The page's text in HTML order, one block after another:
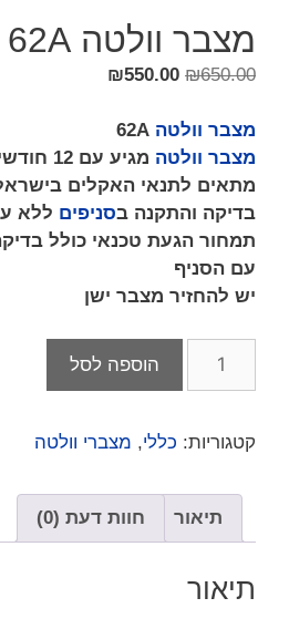
מצבר וולטה 62A
₪650.00
₪550.00
מצבר וולטה
מצבר וולטה מגיע עם 12 חודשי אחריות.
מתאים לתנאי האקלים
בדיקה והתקנה בסניפים ללא
תמחור הגעת טכנאי כולל
עם הסניף
יש להחזיר מצבר ישן
הוספה לסל
קטגוריות: כללי, מצברי וולטה
תיאור חוות דעת (0)
תיאור